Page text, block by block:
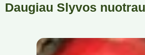
Daugiau Slyvos